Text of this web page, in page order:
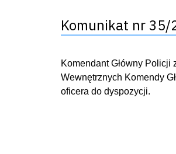
Komunikat nr 35/
Komendant Główny
Wewnętrznych Komendy
oficera do dyspozycji.